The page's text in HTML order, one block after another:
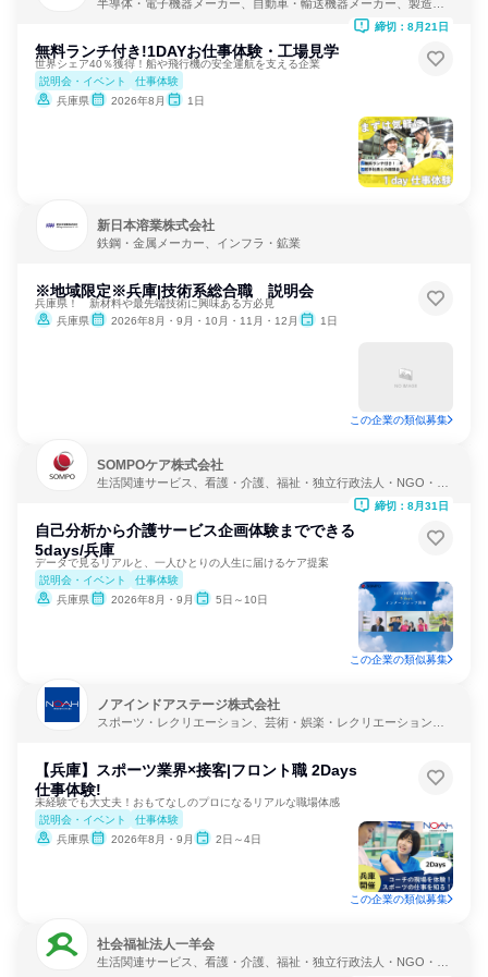
半導体・電子機器メーカー、自動車・輸送機器メーカー、製造・
無料ランチ付き!1DAYお仕事体験・工場見学
世界シェア40％獲得！船や飛行機の安全運航を支える企業
説明会・イベント
仕事体験
兵庫県
2026年8月 1日
締切：8月21日
新日本溶業株式会社
鉄鋼・金属メーカー、インフラ・鉱業
※地域限定※兵庫|技術系総合職 説明会
兵庫県！ 新材料や最先端技術に興味ある方必見
兵庫県
2026年8月・9月・10月・11月・12月 1日
この企業の類似募集
SOMPOケア株式会社
生活関連サービス、看護・介護、福祉・独立行政法人・NGO・N
自己分析から介護サービス企画体験までできる
5days/兵庫
データで見るリアルと、一人ひとりの人生に届けるケア提案
説明会・イベント
仕事体験
兵庫県
2026年8月・9月 5日～10日
締切：8月31日
この企業の類似募集
ノアインドアステージ株式会社
スポーツ・レクリエーション、芸術・娯楽・レクリエーション、
【兵庫】スポーツ業界×接客|フロント職 2Days
仕事体験!
未経験でも大丈夫！おもてなしのプロになるリアルな職場体感
説明会・イベント
仕事体験
兵庫県
2026年8月・9月 2日～4日
この企業の類似募集
社会福祉法人一羊会
生活関連サービス、看護・介護、福祉・独立行政法人・NGO・N